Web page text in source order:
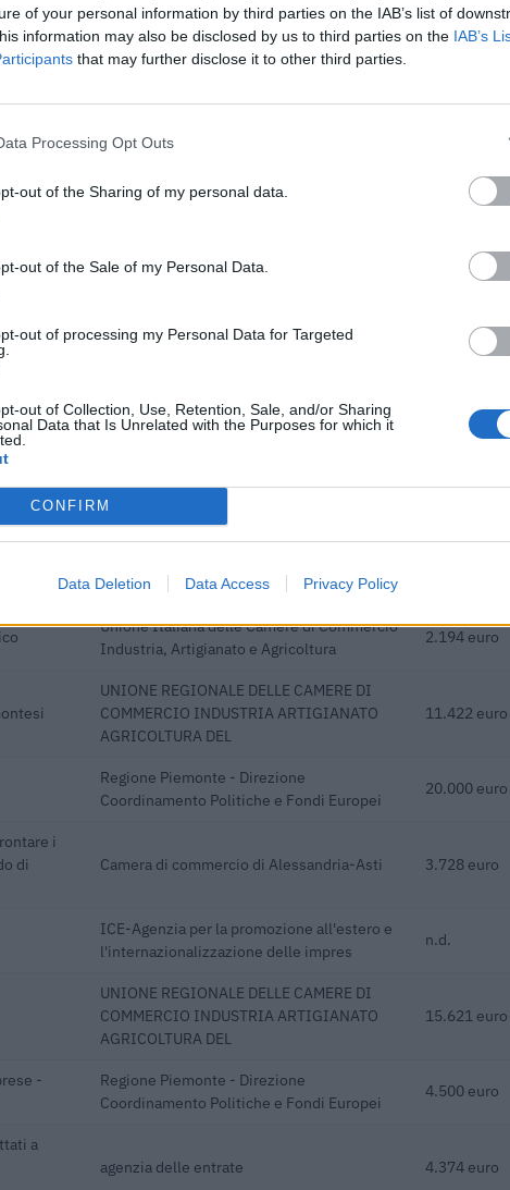
of your personal information by third parties on the IAB’s list of
information may also be disclosed by us to third parties on the IAB’s
that may further disclose it to other third parties.
Processing Opt Outs
out of the Sharing of my personal data.
out of the Sale of my Personal Data.
out of processing my Personal Data for Targeted
out of Collection, Use, Retention, Sale, and/or Sharing
Data that Is Unrelated with the Purposes for which it
CONFIRM
Data Deletion Data Access Privacy Policy
con fondi europei / di coesione per un finanziamento
in Piemonte per
salutistico alta
2014-2020
56.684 euro
progetto e' verificabile sul portale OpenCoesione. Dati aggiornati al 2026-08-02.
pubblici per un totale di almeno 315.588 euro (2020–2026).
ENTE CONCEDENTE
e
UNIONE REGIONALE DELLE CAMERE DI
AGRICOLTURA DEL
Unione Italiana delle Camere di Commercio
Industria, Artigianato e Agricoltura
2.194 euro
UNIONE REGIONALE DELLE CAMERE DI
COMMERCIO INDUSTRIA ARTIGIANATO
AGRICOLTURA DEL
11.422 euro
Regione Piemonte - Direzione
Coordinamento Politiche e Fondi Europei
20.000 euro
i
di
Camera di commercio di Alessandria-Asti 3.728 euro
ICE-Agenzia per la promozione all'estero e
l'internazionalizzazione delle impres
n.d.
UNIONE REGIONALE DELLE CAMERE DI
COMMERCIO INDUSTRIA ARTIGIANATO
AGRICOLTURA DEL
15.621 euro
-
Regione Piemonte - Direzione
Coordinamento Politiche e Fondi Europei
4.500 euro
a
agenzia delle entrate 4.374 euro